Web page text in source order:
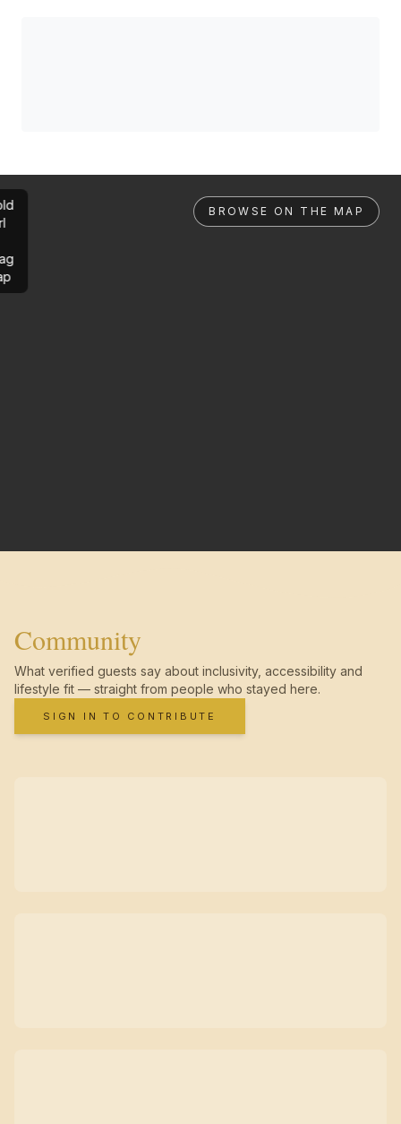
BROWSE ON THE MAP
Community
What verified guests say about inclusivity, accessibility and
lifestyle fit — straight from people who stayed here.
SIGN IN TO CONTRIBUTE